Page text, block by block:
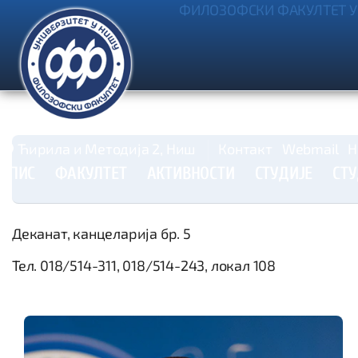
ФИЛОЗОФСКИ ФАКУЛТЕТ
Деканат, канцеларија бр. 5
Тел. 018/514-311, 018/514-243, локал 108